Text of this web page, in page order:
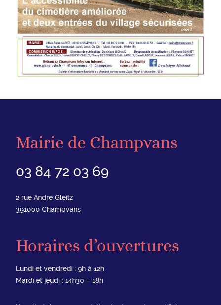
Mairie de Champvans
03 84 72 03 69
2 rue André Gleitz
391000 Champvans
Horaires d’ouvertures
Lundi et vendredi : 9h à 12h
Mardi et jeudi : 14h30 – 18h